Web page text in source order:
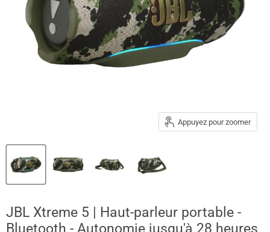
Appuyez pour zoomer
JBL Xtreme 5 | Haut-parleur portable -
Bluetooth - Autonomie jusqu'à 28 heures